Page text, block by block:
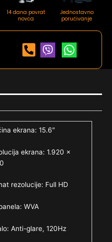
14 dana povrat
novca
Jednostavno
poručivanje
ekrana: 15.6″
ekrana: 1.920 x
rezolucije: Full HD
WVA
Anti-glare, 120Hz